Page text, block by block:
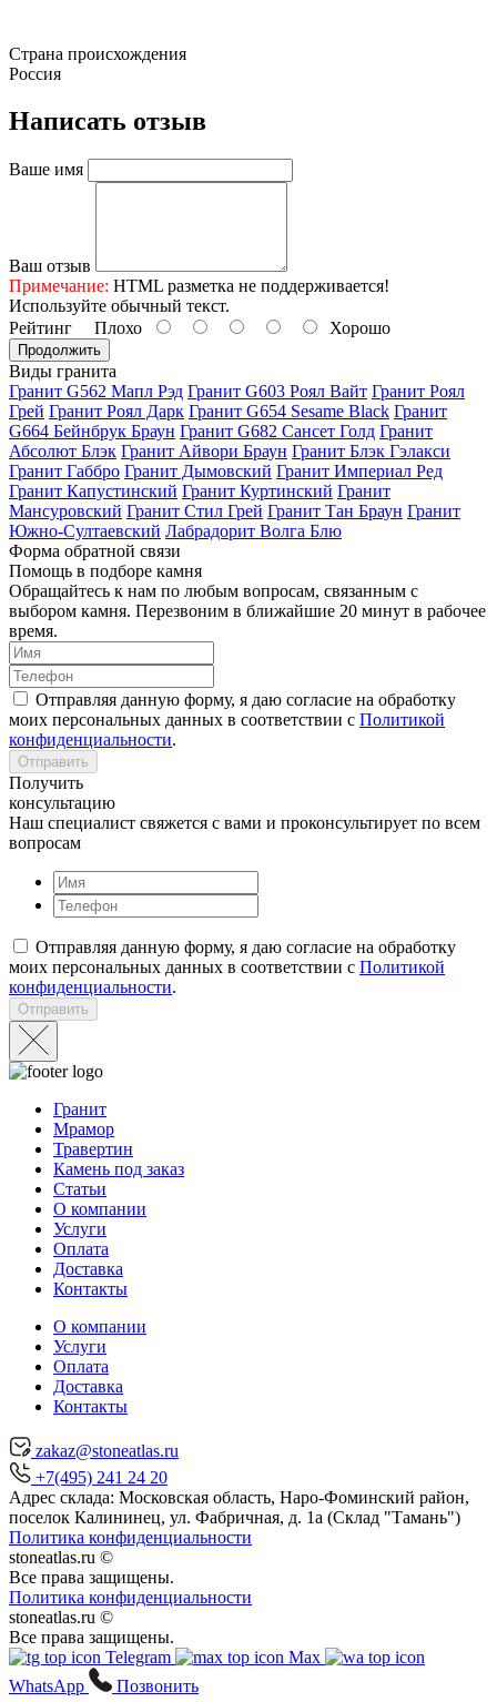
Страна происхождения
Россия
Написать отзыв
Ваше имя
Ваш отзыв
Примечание: HTML разметка не поддерживается!
Используйте обычный текст.
Рейтинг Плохо Хорошо
Продолжить
Виды гранита
Гранит G562 Мапл Рэд Гранит G603 Роял Вайт Гранит Роял
Грей Гранит Роял Дарк Гранит G654 Sesame Black Гранит
G664 Бейнбрук Браун Гранит G682 Сансет Голд Гранит
Абсолют Блэк Гранит Айвори Браун Гранит Блэк Гэлакси
Гранит Габбро Гранит Дымовский Гранит Империал Ред
Гранит Капустинский Гранит Куртинский Гранит
Мансуровский Гранит Стил Грей Гранит Тан Браун Гранит
Южно-Султаевский Лабрадорит Волга Блю
Форма обратной связи
Помощь в подборе камня
Обращайтесь к нам по любым вопросам, связанным с
выбором камня. Перезвоним в ближайшие 20 минут в рабочее
время.
Отправляя данную форму, я даю согласие на обработку
моих персональных данных в соответствии с Политикой
конфиденциальности.
Отправить
Получить
консультацию
Наш специалист свяжется с вами и проконсультирует по всем
вопросам
Отправляя данную форму, я даю согласие на обработку
моих персональных данных в соответствии с Политикой
конфиденциальности.
Отправить
Гранит
Мрамор
Травертин
Камень под заказ
Статьи
О компании
Услуги
Оплата
Доставка
Контакты
О компании
Услуги
Оплата
Доставка
Контакты
zakaz@stoneatlas.ru
+7(495) 241 24 20
Адрес склада: Московская область, Наро-Фоминский район,
поселок Калининец, ул. Фабричная, д. 1а (Склад "Тамань")
Политика конфиденциальности
stoneatlas.ru ©
Все права защищены.
Политика конфиденциальности
stoneatlas.ru ©
Все права защищены.
Telegram
Max
WhatsApp
Позвонить